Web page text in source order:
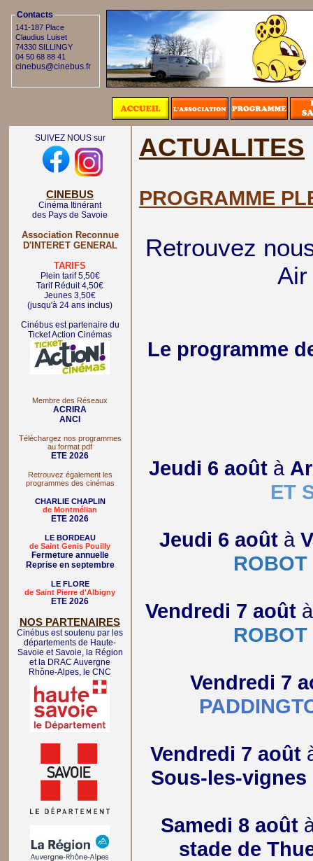
Contacts
141-187 Place
Claudius Luiset
74330 SILLINGY
04 50 68 88 41
cinebus@cinebus.fr
SUIVEZ NOUS sur
CINEBUS
Cinéma Itinérant
des Pays de Savoie
Association Reconnue
D'INTERET GENERAL
TARIFS
Plein tarif 5,50€
Tarif Réduit 4,50€
Jeunes 3,50€
(jusqu'à 24 ans inclus)
Cinébus est partenaire du
Ticket Action Cinémas
Membre des Réseaux
ACRIRA
ANCI
Téléchargez nos programmes
au format pdf
ETE 2026
Retrouvez également les
programmes des cinémas
CHARLIE CHAPLIN
de Montmélian
ETE 2026
LE BORDEAU
de Saint Genis Pouilly
Fermeture annuelle
Reprise en septembre
LE FLORE
de Saint Pierre d'Albigny
ETE 2026
NOS PARTENAIRES
Cinébus est soutenu par les
départements de Haute-
Savoie et Savoie, la Région
et la DRAC Auvergne
Rhône-Alpes, le CNC
ACTUALITES
PROGRAMME
Retrouvez
Air
Le programme
Jeudi 6 aoûtà
ET
Jeudi 6 août à
ROBOT
Vendredi 7 août
ROBOT
Vendredi 7
Vendredi 7 août
Sous-les-vignes
Samedi 8 août
stade de